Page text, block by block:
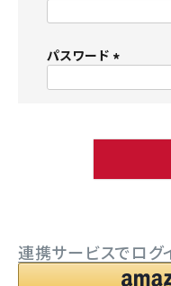
SNS
ようこそ ゲスト 様
パスワード
)
連携サービスでログ